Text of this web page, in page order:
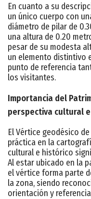
En cuanto a su
un único cuerpo con
diámetro de pilar de
una altura de 0.20
pesar de su modesta
un elemento distintivo
punto de referencia
los visitantes.
Importancia del
perspectiva cultural
El Vértice geodésico
práctica en la
cultural e histórico
Al estar ubicado en la
el vértice forma parte
la zona, siendo
orientación y